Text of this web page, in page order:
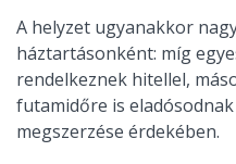
A helyzet ugyanakkor
háztartásonként: míg
rendelkeznek hitellel,
futamidőre is
megszerzése érdekében.